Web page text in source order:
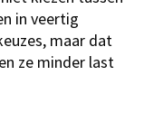
in veertig
maar dat
ze minder last